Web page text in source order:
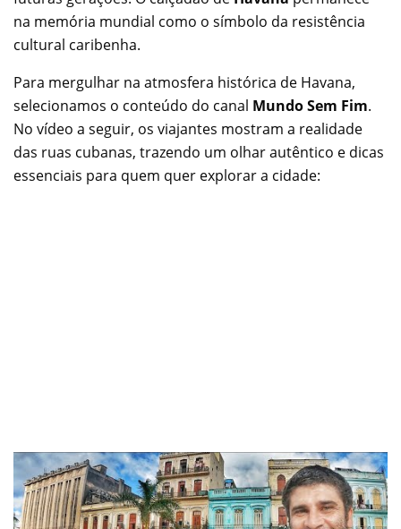
na memória mundial como o símbolo da resistência
cultural caribenha.
Para mergulhar na atmosfera histórica de Havana,
selecionamos o conteúdo do canal Mundo Sem Fim.
No vídeo a seguir, os viajantes mostram a realidade
das ruas cubanas, trazendo um olhar autêntico e dicas
essenciais para quem quer explorar a cidade: